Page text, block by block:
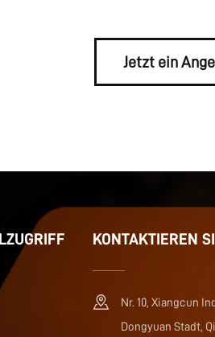
Jetzt ein
KONTAKTIEREN
Nr. 10, Xiangcun
Dongyuan Stadt,